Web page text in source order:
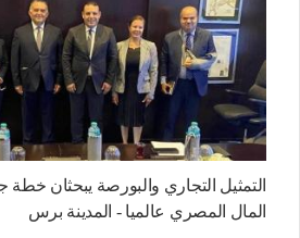
التمثيل التجاري والبورصة يبحثان خطة
المال المصري عالميا - المدينة برس